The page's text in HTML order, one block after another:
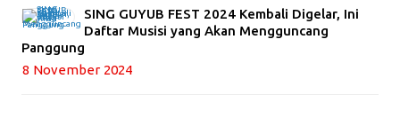
SING GUYUB FEST 2024 Kembali Digelar, Ini
Daftar Musisi yang Akan Mengguncang
Panggung
8 November 2024